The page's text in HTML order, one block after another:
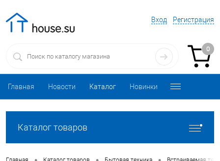
Вход Регистрация
0
Главная Новости Каталог Новинки
Каталог товаров